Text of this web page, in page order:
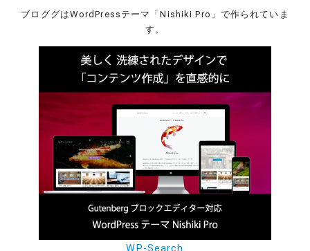
ブロググはWordPressテーマ「Nishiki Pro」で作られていま
す。
WP-Search